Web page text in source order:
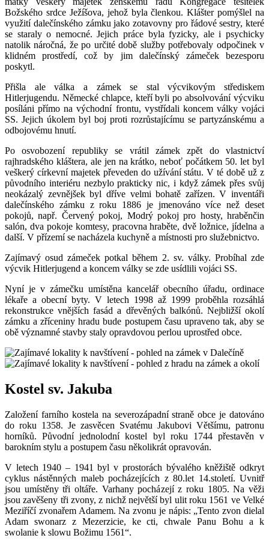
Božského srdce Ježíšova, jehož byla členkou. Klášter pomýšlel na
využití dalečínského zámku jako zotavovny pro řádové sestry, které
se staraly o nemocné. Jejich práce byla fyzicky, ale i psychicky
natolik náročná, že po určité době služby potřebovaly odpočinek v
klidném prostředí, což by jim dalečínský zámeček bezesporu
poskytl.
Přišla ale válka a zámek se stal výcvikovým střediskem
Hitlerjugendu. Německé chlapce, kteří byli po absolvování výcviku
posíláni přímo na východní frontu, vystřídali koncem války vojáci
SS. Jejich úkolem byl boj proti rozrůstajícímu se partyzánskému a
odbojovému hnutí.
Po osvobození republiky se vrátil zámek zpět do vlastnictví
rajhradského kláštera, ale jen na krátko, neboť počátkem 50. let byl
veškerý církevní majetek převeden do užívání státu. V té době už z
původního interiéru nezbylo prakticky nic, i když zámek přes svůj
neokázalý zevnějšek byl dříve velmi bohatě zařízen. V inventáři
dalečínského zámku z roku 1886 je jmenováno více než deset
pokojů, např. Červený pokoj, Modrý pokoj pro hosty, hraběnčin
salón, dva pokoje komtesy, pracovna hraběte, dvě ložnice, jídelna a
další. V přízemí se nacházela kuchyně a místnosti pro služebnictvo.
Zajímavý osud zámeček potkal během 2. sv. války. Probíhal zde
výcvik Hitlerjugend a koncem války se zde usídlili vojáci SS.
Nyní je v zámečku umístěna kancelář obecního úřadu, ordinace
lékaře a obecní byty. V letech 1998 až 1999 proběhla rozsáhlá
rekonstrukce vnějších fasád a dřevěných balkónů. Nejbližší okolí
zámku a zříceniny hradu bude postupem času upraveno tak, aby se
obě významné stavby staly opravdovou perlou uprostřed obce.
Kostel sv. Jakuba
Založení farního kostela na severozápadní straně obce je datováno
do roku 1358. Je zasvěcen Svatému Jakubovi Většímu, patronu
horníků. Původní jednolodní kostel byl roku 1744 přestavěn v
barokním stylu a postupem času několikrát opravován.
V letech 1940 – 1941 byl v prostorách bývalého kněžiště odkryt
cyklus nástěnných maleb pocházejících z 80.let 14.století. Uvnitř
jsou umístěny tři oltáře. Varhany pocházejí z roku 1805. Na věži
jsou zavěšeny tři zvony, z nichž největší byl ulit roku 1561 ve Velké
Meziříčí zvonařem Adamem. Na zvonu je nápis: „Tento zvon dielal
Adam swonarz z Mezerzicie, ke cti, chwale Panu Bohu a k
swolanie k slowu Božimu 1561“.